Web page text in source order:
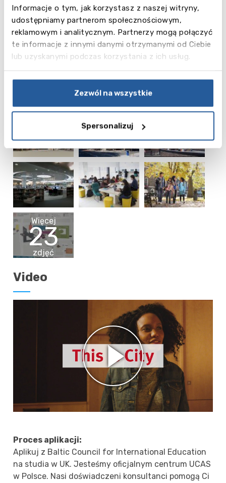
Informacje o tym, jak korzystasz z naszej witryny,
udostępniamy partnerom społecznościowym,
reklamowym i analitycznym. Partnerzy mogą połączyć
te informacje z innymi danymi otrzymanymi od Ciebie
lub uzyskanymi podczas korzystania z ich usług.
Zezwól na wszystkie
Spersonalizuj
• Psychology
• Radiography (Diagnostic Imaging)
• Radiography (Radiotherapy and Oncology)
• Sociology
• Speech and Language Science
Zdjęcia szkoły
Więcej
23
zdjęć
Video
Proces aplikacji:
Aplikuj z Baltic Council for International Education
na studia w UK. Jesteśmy oficjalnym centrum UCAS
w Polsce. Nasi doświadczeni konsultanci pomogą Ci